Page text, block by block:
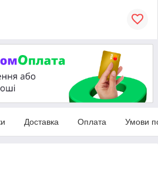
Доставка Оплата Умови